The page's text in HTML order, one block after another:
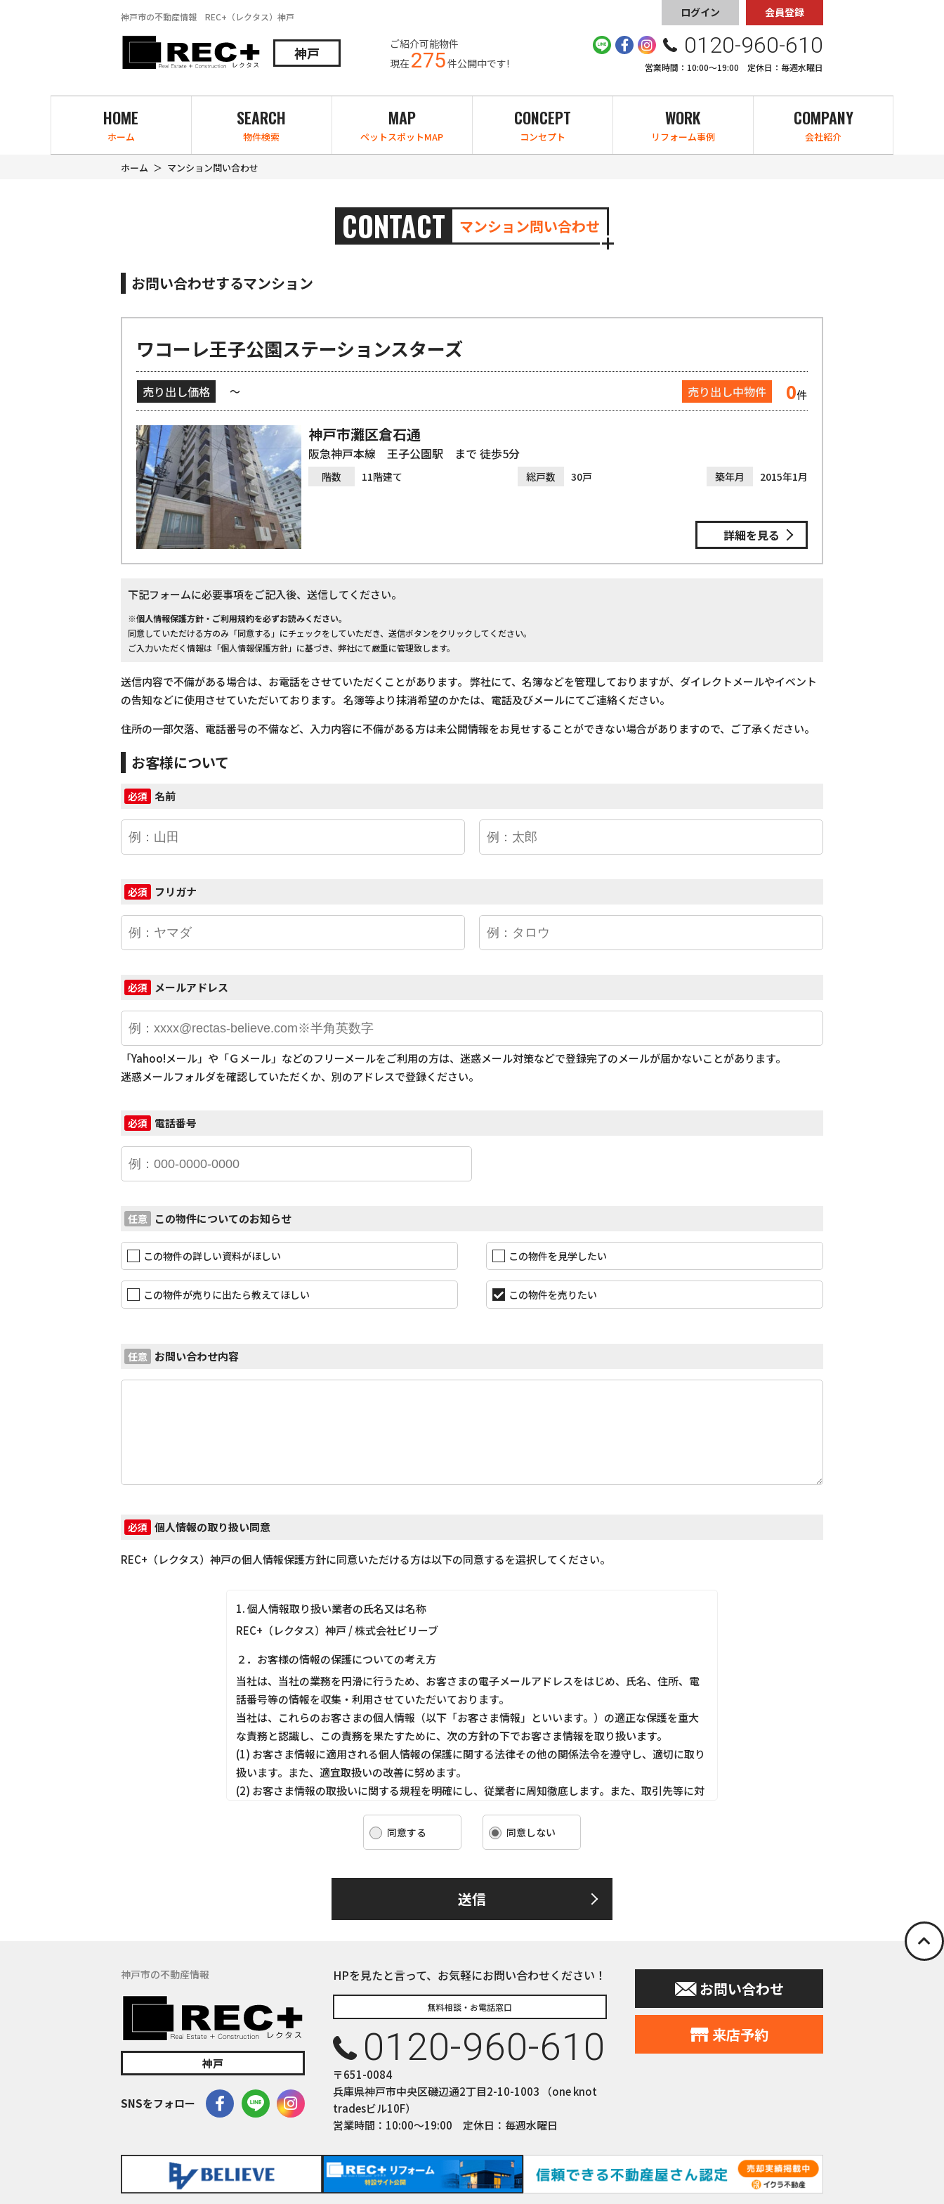
神戸市の不動産情報 REC+（レクタス）神戸
神戸
ご紹介可能物件
現在275件公開中です!
ログイン 会員登録
0120-960-610
営業時間：10:00〜19:00 定休日：毎週水曜日
HOME
ホーム
SEARCH
物件検索
MAP
ペットスポットMAP
CONCEPT
コンセプト
WORK
リフォーム事例
COMPANY
会社紹介
ホーム マンション問い合わせ
CONTACT マンション問い合わせ
お問い合わせするマンション
ワコーレ王子公園ステーションスターズ
売り出し価格 ～ 売り出し中物件 0件
神戸市灘区倉石通
阪急神戸本線 王子公園駅 まで 徒歩5分
階数 11階建て 総戸数 30戸 築年月 2015年1月
詳細を見る
下記フォームに必要事項をご記入後、送信してください。
※個人情報保護方針・ご利用規約を必ずお読みください。
同意していただける方のみ「同意する」にチェックをしていただき、送信ボタンをクリックしてください。
ご入力いただく情報は「個人情報保護方針」に基づき、弊社にて厳重に管理致します。
送信内容で不備がある場合は、お電話をさせていただくことがあります。 弊社にて、名簿などを管理しておりますが、ダイレクトメールやイベント
の告知などに使用させていただいております。 名簿等より抹消希望のかたは、電話及びメールにてご連絡ください。
住所の一部欠落、電話番号の不備など、入力内容に不備がある方は未公開情報をお見せすることができない場合がありますので、ご了承ください。
お客様について
必須 名前
必須 フリガナ
必須 メールアドレス
「Yahoo!メール」や「Ｇメール」などのフリーメールをご利用の方は、迷惑メール対策などで登録完了のメールが届かないことがあります。
迷惑メールフォルダを確認していただくか、別のアドレスで登録ください。
必須 電話番号
任意 この物件についてのお知らせ
この物件の詳しい資料がほしい この物件を見学したい
この物件が売りに出たら教えてほしい この物件を売りたい
任意 お問い合わせ内容
必須 個人情報の取り扱い同意
REC+（レクタス）神戸の個人情報保護方針に同意いただける方は以下の同意するを選択してください。
1. 個人情報取り扱い業者の氏名又は名称
REC+（レクタス）神戸 / 株式会社ビリーブ
２．お客様の情報の保護についての考え方
当社は、当社の業務を円滑に行うため、お客さまの電子メールアドレスをはじめ、氏名、住所、電
話番号等の情報を収集・利用させていただいております。
当社は、これらのお客さまの個人情報（以下「お客さま情報」といいます。）の適正な保護を重大
な責務と認識し、この責務を果たすために、次の方針の下でお客さま情報を取り扱います。
(1) お客さま情報に適用される個人情報の保護に関する法律その他の関係法令を遵守し、適切に取り
扱います。また、適宜取扱いの改善に努めます。
(2) お客さま情報の取扱いに関する規程を明確にし、従業者に周知徹底します。また、取引先等に対
(3) お客さま情報の収集に際しては、利用目的を特定して通知または公表し、その利用目的にしたが
ってお客さま情報を取り扱います。
(5) 保有するお客さま情報について、お客さま本人からの開示、訂正、削除、利用停止の依頼を所定
の窓口でお受けして、誠意をもって対応いたします。
当社は、不動産についてのサービスをお客さまにご利用いただくにあたり、各種の申込みの受付、
訪問、提案、見積、各種の工事やサービス提供等の機会に、当社が直接あるいは協力会社又は業務
委託先等を通じて、お客さまの個人情報（お客さまの電子メールアドレス、氏名、住所、電話番号
等）を取得いたしますが、これらの個人情報は下記の目的に利用させていただきます。
(1) 不動産についてのサービスの提供
(2) 不動産についてのサービスのアフターサービスの提供
(3) 不動産についてのサービスのお知らせ・ＰＲ、調査・データ集積、研究開発
(4) ウェブサイトシステム管理会社（以下「サイト管理会社」といいます。）への提供。
(5) その他上記(1)から(4)に附随する業務の実施
なお、当社は、サイト管理会社が提供するサービス改善に必要な範囲で、お客様の個人データをサ
イト管理会社に提供します。
このように提供された個人データにつきましては、サイト管理会社において管理されることとなり
同意する 同意しない
送信
神戸市の不動産情報
神戸
SNSをフォロー
HPを見たと言って、お気軽にお問い合わせください！
無料相談・お電話窓口
0120-960-610
〒651-0084
兵庫県神戸市中央区磯辺通2丁目2-10-1003 （one knot
tradesビル10F）
営業時間：10:00〜19:00 定休日：毎週水曜日
お問い合わせ
来店予約